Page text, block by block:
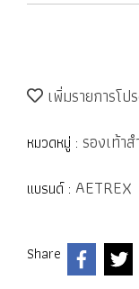
เพิ่มรายการโป
หมวดหมู่ : รองเท้า
แบรนด์ : AETREX
Share